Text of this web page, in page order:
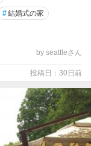
#結婚式の家
by seattleさん
投稿日：30日前